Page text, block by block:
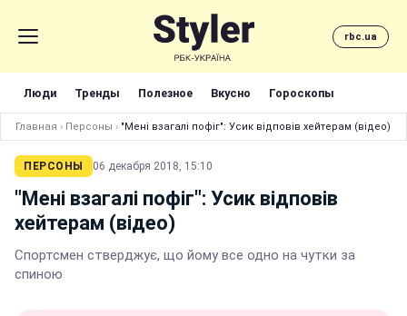
rbc.ua
Люди Тренды Полезное Вкусно Гороскопы
Главная › Персоны › "Мені взагалі пофіг": Усик відповів хейтерам (відео)
ПЕРСОНЫ 06 декабря 2018, 15:10
"Мені взагалі пофіг": Усик відповів
хейтерам (відео)
Спортсмен стверджує, що йому все одно на чутки за
спиною